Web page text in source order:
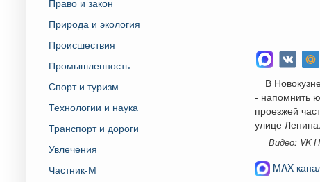
Природа и экология
Происшествия
Промышленность
Спорт и туризм
Технологии и наука
Транспорт и дороги
Увлечения
Частник-М
В
- напомнить
проезжей
улице
Видео: VK
MAX-